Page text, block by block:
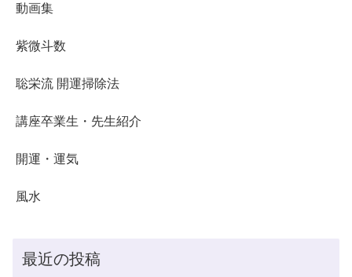
動画集
紫微斗数
聡栄流 開運掃除法
講座卒業生・先生紹介
開運・運気
風水
最近の投稿